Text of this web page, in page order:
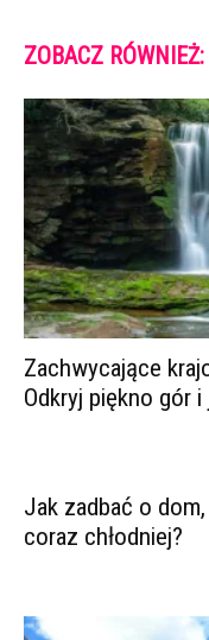
ZOBACZ RÓWNIEŻ:
Zachwycające
Odkryj piękno gór i
Jak zadbać o
coraz chłodniej?